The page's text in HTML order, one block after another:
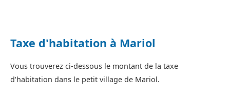
Taxe d'habitation à Mariol
Vous trouverez ci-dessous le montant de la taxe
d'habitation dans le petit village de Mariol.